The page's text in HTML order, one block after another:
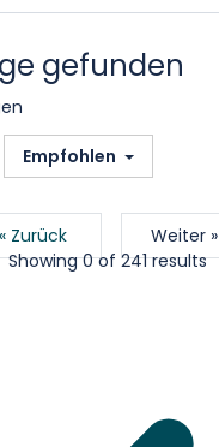
gefunden
Empfohlen
« Zurück
Weiter »
Showing 0 of 241results